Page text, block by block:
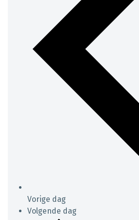
Vorige dag
Volgende dag